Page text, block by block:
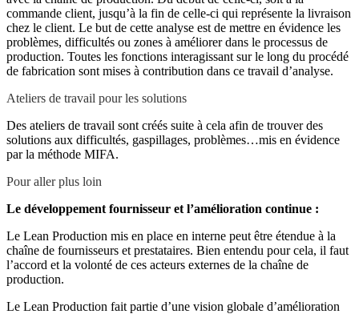
commande client, jusqu’à la fin de celle-ci qui représente la livraison
chez le client. Le but de cette analyse est de mettre en évidence les
problèmes, difficultés ou zones à améliorer dans le processus de
production. Toutes les fonctions interagissant sur le long du procédé
de fabrication sont mises à contribution dans ce travail d’analyse.
Ateliers de travail pour les solutions
Des ateliers de travail sont créés suite à cela afin de trouver des
solutions aux difficultés, gaspillages, problèmes…mis en évidence
par la méthode MIFA.
Pour aller plus loin
Le développement fournisseur et l’amélioration continue :
Le Lean Production mis en place en interne peut être étendue à la
chaîne de fournisseurs et prestataires. Bien entendu pour cela, il faut
l’accord et la volonté de ces acteurs externes de la chaîne de
production.
Le Lean Production fait partie d’une vision globale d’amélioration